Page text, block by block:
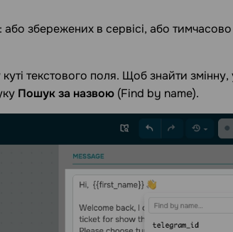
збережених в сервісі, або
текстового поля. Щоб знайти змінну,
Пошук за назвою (Find by name).